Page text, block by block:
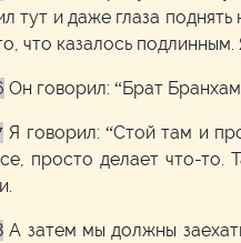
тут и даже глаза
что казалось
Он говорил: “Брат
Я говорил: “Стой там и
просто делает что-то.
А затем мы должны